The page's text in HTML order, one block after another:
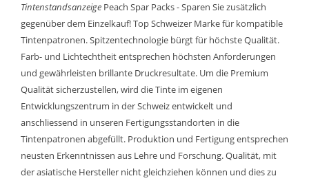
Tintenstandsanzeige Peach Spar Packs - Sparen Sie zusätzlich
gegenüber dem Einzelkauf! Top Schweizer Marke für kompatible
Tintenpatronen. Spitzentechnologie bürgt für höchste Qualität.
Farb- und Lichtechtheit entsprechen höchsten Anforderungen
und gewährleisten brillante Druckresultate. Um die Premium
Qualität sicherzustellen, wird die Tinte im eigenen
Entwicklungszentrum in der Schweiz entwickelt und
anschliessend in unseren Fertigungsstandorten in die
Tintenpatronen abgefüllt. Produktion und Fertigung entsprechen
neusten Erkenntnissen aus Lehre und Forschung. Qualität, mit
der asiatische Hersteller nicht gleichziehen können und dies zu